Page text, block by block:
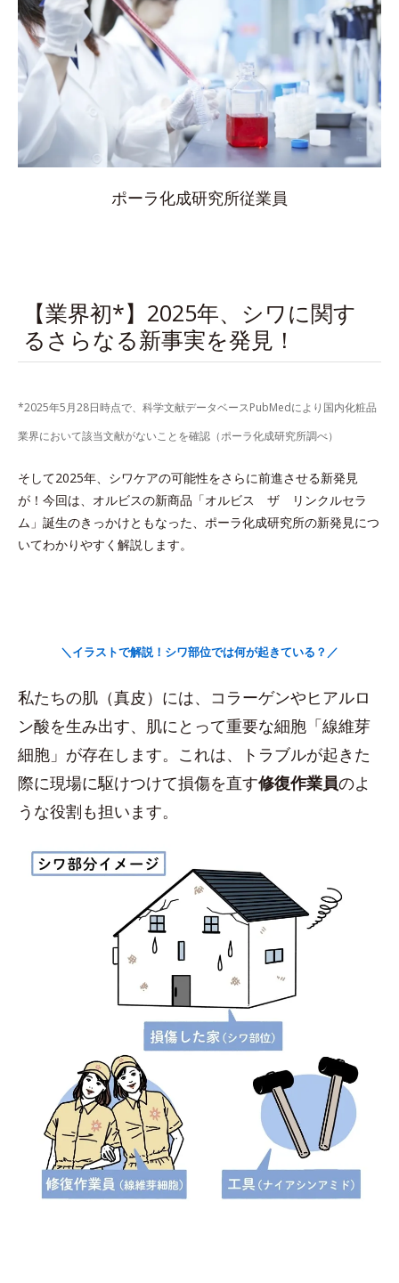
ポーラ化成研究所従業員
【業界初*】2025年、シワに関す
るさらなる新事実を発見！
*2025年5月28日時点で、科学文献データベースPubMedにより国内化粧品
業界において該当文献がないことを確認（ポーラ化成研究所調べ）
そして2025年、シワケアの可能性をさらに前進させる新発見
が！今回は、オルビスの新商品「オルビス ザ リンクルセラ
ム」誕生のきっかけともなった、ポーラ化成研究所の新発見につ
いてわかりやすく解説します。
＼イラストで解説！シワ部位では何が起きている？／
私たちの肌（真皮）には、コラーゲンやヒアルロ
ン酸を生み出す、肌にとって重要な細胞「線維芽
細胞」が存在します。これは、トラブルが起きた
際に現場に駆けつけて損傷を直す修復作業員のよ
うな役割も担います。